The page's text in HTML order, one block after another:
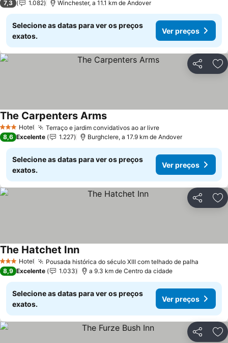
7,3 1.082 Winchester, a 11.1 km de Andover
Selecione as datas para ver os preços
exatos.
Ver preços
Partilhar
3 EstrelasHotel Terraço e jardim convidativos ao ar livreVer preços
The Carpenters ArmsVer preços
8,6 Excelente 1.227 Burghclere, a 17.9 km de Andover
Selecione as datas para ver os preços
exatos.
Ver preços
Partilhar
3 EstrelasHotel Pousada histórica do século XIII com telhado de palha
The Hatchet InnVer preços
8,9 Excelente 1.033 a 9.3 km de Centro da cidade
Selecione as datas para ver os preços
exatos.
Ver preços
Partilhar